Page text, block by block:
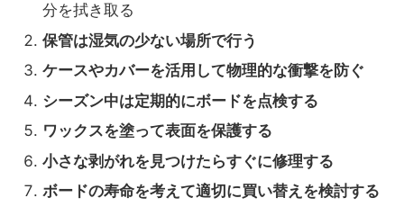
分を拭き取る
保管は湿気の少ない場所で行う
ケースやカバーを活用して物理的な衝撃を防ぐ
シーズン中は定期的にボードを点検する
ワックスを塗って表面を保護する
小さな剥がれを見つけたらすぐに修理する
ボードの寿命を考えて適切に買い替えを検討する